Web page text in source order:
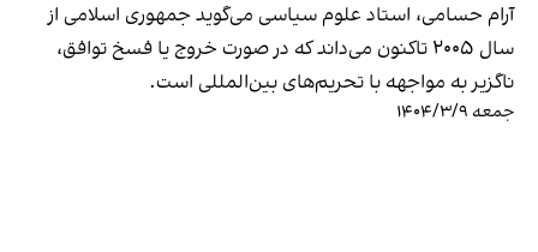
آرام حسامی، استاد علوم سیاسی می‌گوید جمهوری اسلامی از
سال ۲۰۰۵ تاکنون می‌داند که در صورت خروج یا فسخ توافق،
ناگزیر به مواجهه با تحریم‌های بین‌المللی است.
جمعه ۱۴۰۴/۳/۹